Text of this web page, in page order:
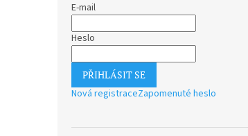
E-mail
Heslo
PŘIHLÁSIT SE
Nová registraceZapomenuté heslo